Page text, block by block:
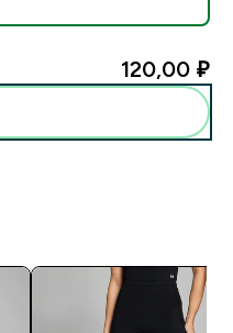
120,00 ₽‎